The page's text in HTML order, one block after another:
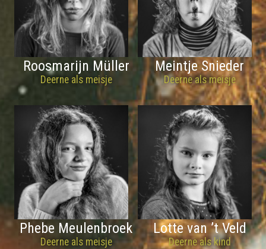
Roosmarijn Müller
Deerne als meisje
Meintje Snieder
Deerne als meisje
Phebe Meulenbroek
Deerne als meisje
Lotte van ’t Veld
Deerne als kind